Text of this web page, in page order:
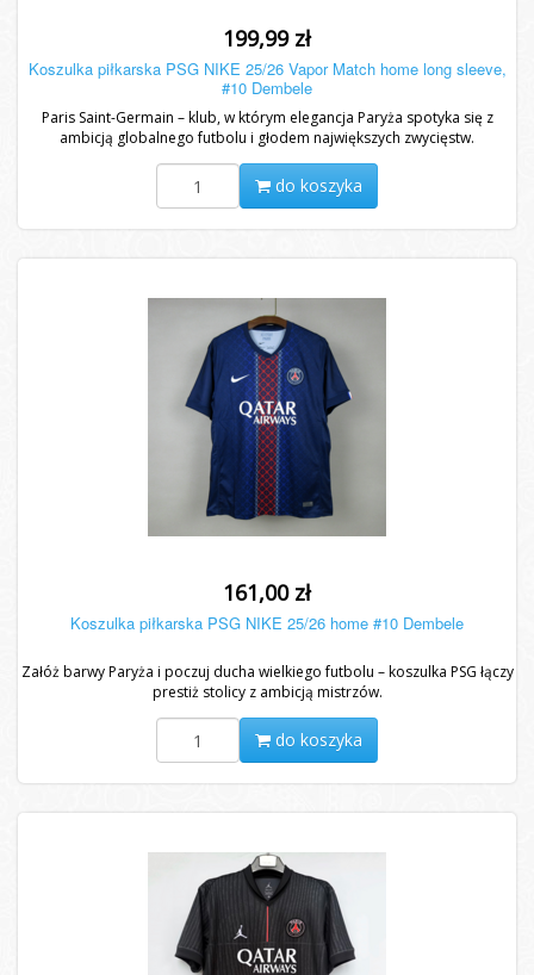
199,99 zł
Koszulka piłkarska PSG NIKE 25/26 Vapor Match home long sleeve,
#10 Dembele
Paris Saint-Germain – klub, w którym elegancja Paryża spotyka się z
ambicją globalnego futbolu i głodem największych zwycięstw.
do koszyka
161,00 zł
Koszulka piłkarska PSG NIKE 25/26 home #10 Dembele
Załóż barwy Paryża i poczuj ducha wielkiego futbolu – koszulka PSG łączy
prestiż stolicy z ambicją mistrzów.
do koszyka